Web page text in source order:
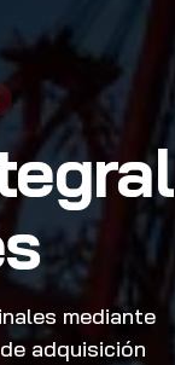
mediante
adquisición